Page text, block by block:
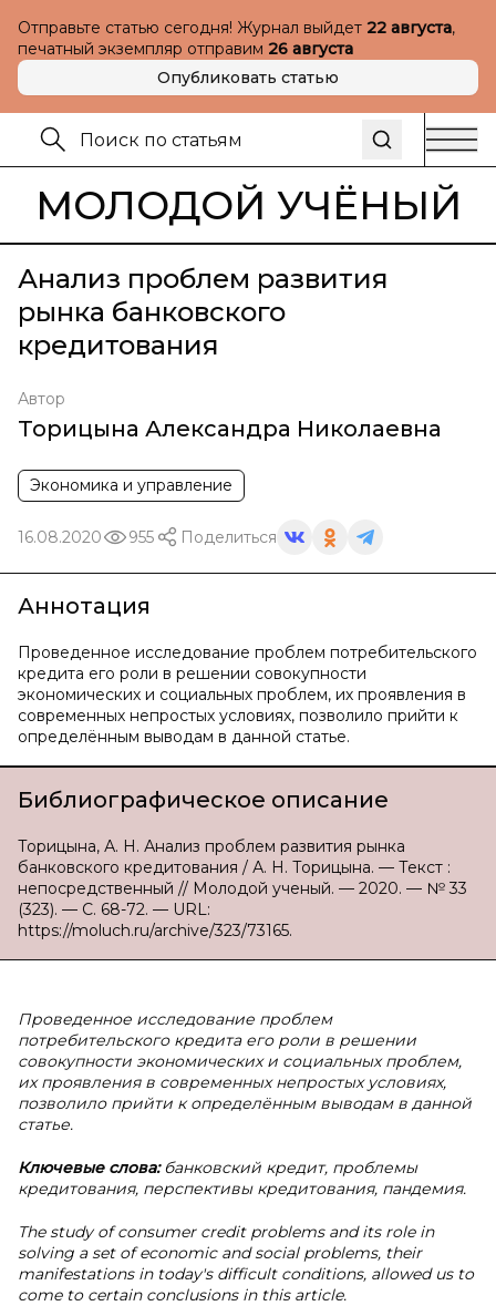
Отправьте статью сегодня! Журнал выйдет 22 августа,
печатный экземпляр отправим 26 августа
Опубликовать статью
МОЛОДОЙ УЧЁНЫЙ
Анализ проблем развития
рынка банковского
кредитования
Автор
Торицына Александра Николаевна
Экономика и управление
16.08.2020 955 Поделиться
Аннотация
Проведенное исследование проблем потребительского
кредита его роли в решении совокупности
экономических и социальных проблем, их проявления в
современных непростых условиях, позволило прийти к
определённым выводам в данной статье.
Библиографическое описание
Торицына, А. Н. Анализ проблем развития рынка
банковского кредитования / А. Н. Торицына. — Текст :
непосредственный // Молодой ученый. — 2020. — № 33
(323). — С. 68-72. — URL:
https://moluch.ru/archive/323/73165.
Проведенное исследование проблем
потребительского кредита его роли в решении
совокупности экономических и социальных проблем,
их проявления в современных непростых условиях,
позволило прийти к определённым выводам в данной
статье.
Ключевые слова:банковский кредит, проблемы
кредитования, перспективы кредитования, пандемия.
The study of consumer credit problems and its role in
solving a set of economic and social problems, their
manifestations in today's difficult conditions, allowed us to
come to certain conclusions in this article.